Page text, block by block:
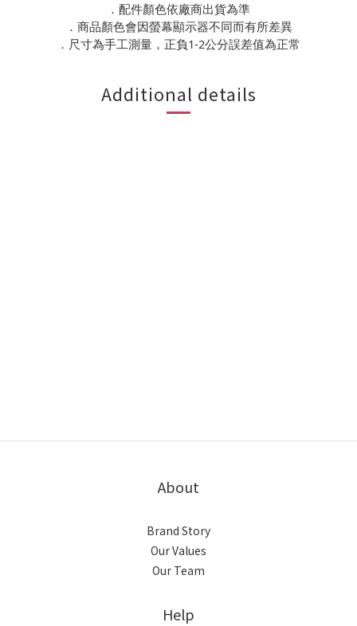
．配件顏色依廠商出貨為準
．商品顏色會因螢幕顯示器不同而有所差異
．尺寸為手工測量，正負1-2公分誤差值為正常
Additional details
About
Brand Story
Our Values
Our Team
Help